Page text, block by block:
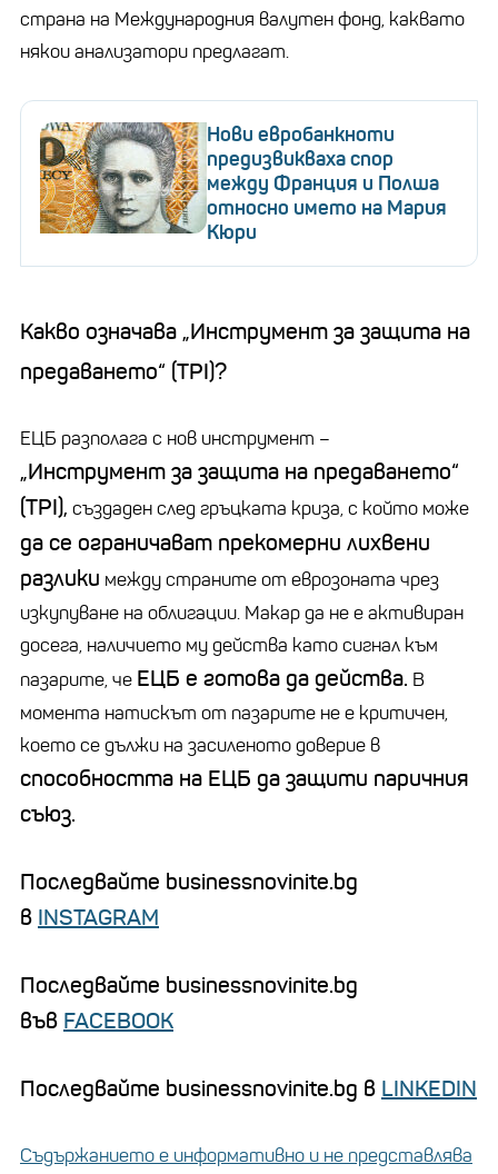
страна на Международния валутен фонд, каквато
някои анализатори предлагат.
Нови евробанкноти
предизвикваха спор
между Франция и Полша
относно името на Мария
Кюри
Какво означава „Инструмент за защита на
предаването“ (TPI)?
ЕЦБ разполага с нов инструмент –
„Инструмент за защита на предаването“
(TPI), създаден след гръцката криза, с който може
да се ограничават прекомерни лихвени
разлики между страните от еврозоната чрез
изкупуване на облигации. Макар да не е активиран
досега, наличието му действа като сигнал към
пазарите, че ЕЦБ е готова да действа. В
момента натискът от пазарите не е критичен,
което се дължи на засиленото доверие в
способността на ЕЦБ да защити паричния
съюз.
Последвайте businessnovinite.bg
в INSTAGRAM
Последвайте businessnovinite.bg
във FACEBOOK
Последвайте businessnovinite.bg в LINKEDIN
Съдържанието е информативно и не представлява